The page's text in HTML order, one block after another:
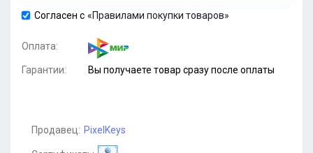
Согласен с «Правилами покупки товаров»
Оплата:
Гарантии: Вы получаете товар сразу после оплаты
Продавец: PixelKeys